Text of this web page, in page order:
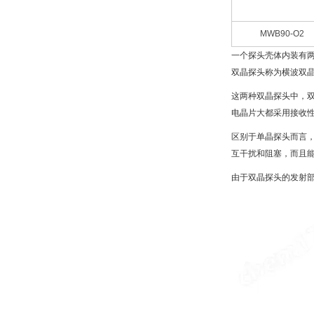
MWB90-O2
一个探头壳体内装有
双晶探头称为横波双
这两种双晶探头中，
电晶片大都采用接收
区别于单晶探头而言
互干扰和阻塞，而且
由于双晶探头的发射